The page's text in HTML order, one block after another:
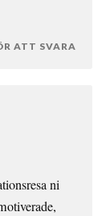
ATT SVARA
ni